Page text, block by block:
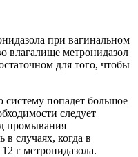
при вагинальном
влагалище метронидазол
для того, чтобы
попадет большое
следует
промывания
случаях, когда в
г метронидазола.